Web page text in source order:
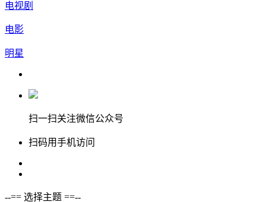
电视剧
电影
明星
扫一扫关注微信公众号
扫码用手机访问
--== 选择主题 ==--